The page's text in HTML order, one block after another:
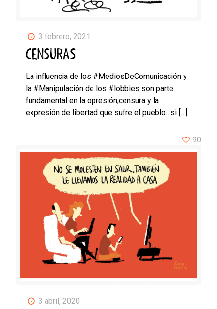
3 febrero, 2021
CENSURAS
La influencia de los #MediosDeComunicación y
la #Manipulación de los #lobbies son parte
fundamental en la opresión,censura y la
expresión de libertad que sufre el pueblo…si […]
3 abril, 2020
90